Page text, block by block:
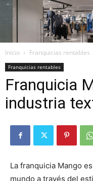
Inicio Franquicias rentables
Franquicias rentables
Franquicia
industria
La franquicia Mango
mundo a través del